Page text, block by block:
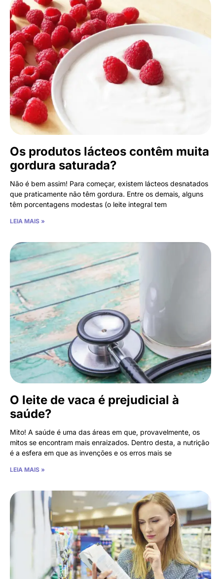
Os produtos lácteos contêm muita
gordura saturada?
Não é bem assim! Para começar, existem lácteos desnatados
que praticamente não têm gordura. Entre os demais, alguns
têm porcentagens modestas (o leite integral tem
LEIA MAIS »
O leite de vaca é prejudicial à
saúde?
Mito! A saúde é uma das áreas em que, provavelmente, os
mitos se encontram mais enraizados. Dentro desta, a nutrição
é a esfera em que as invenções e os erros mais se
LEIA MAIS »